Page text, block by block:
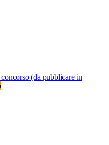
(da pubblicare in